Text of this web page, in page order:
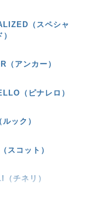
（スペシャ
（アンカー）
（ピナレロ）
ック）
スコット）
チネリ）